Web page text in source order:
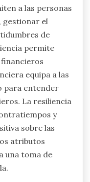
a las personas
gestionar el
de
permite
equipa a las
para entender
La resiliencia
y
sobre las
atributos
una toma de